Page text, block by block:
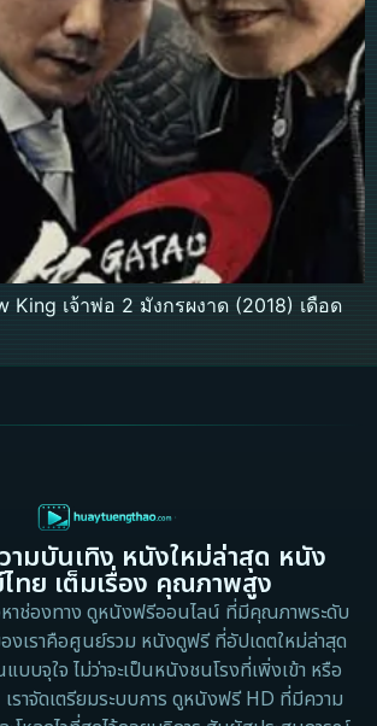
King เจ้าพ่อ 2 มังกรผงาด (2018) เดือด
ามบันเทิง หนังใหม่ล่าสุด หนัง
ทย เต็มเรื่อง คุณภาพสูง
าช่องทาง ดูหนังฟรีออนไลน์ ที่มีคุณภาพระดับ
งเราคือศูนย์รวม หนังดูฟรี ที่อัปเดตใหม่ล่าสุด
บจุใจ ไม่ว่าจะเป็นหนังชนโรงที่เพิ่งเข้า หรือ
ราจัดเตรียมระบบการ ดูหนังฟรี HD ที่มีความ